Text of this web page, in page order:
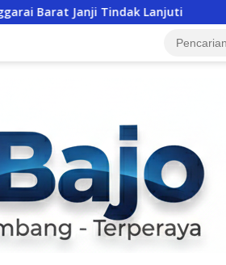
Janji Tindak Lanjuti Travel